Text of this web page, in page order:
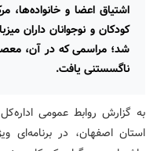
اشتیاق اعضا و
کودکان و نوجوانان داران
شد؛ مراسمی که در آن،
ناگسستنی یافت.
به گزارش روابط عمومی
استان اصفهان، در برنامه‌ای